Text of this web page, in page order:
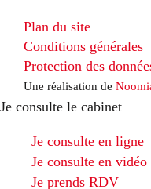
Plan du site
Conditions générales
Protection des
Une réalisation de
Je consulte le cabinet
Je consulte en ligne
Je consulte en vidéo
Je prends RDV